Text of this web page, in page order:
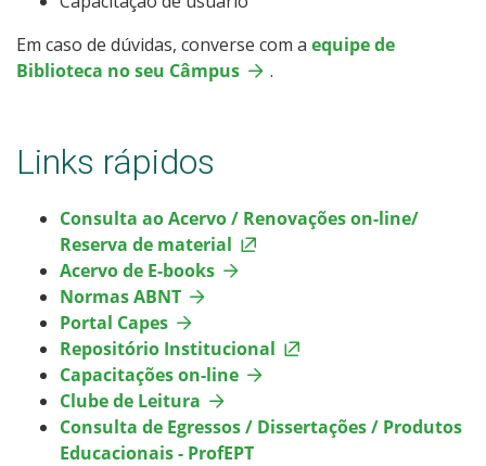
Em caso de dúvidas, converse com a equipe de
Biblioteca no seu Câmpus
.
Links rápidos
Consulta ao Acervo / Renovações on-line/
Reserva de material
Acervo de E-books
Normas ABNT
Portal Capes
Repositório Institucional
Capacitações on-line
Clube de Leitura
Consulta de Egressos / Dissertações / Produtos
Educacionais - ProfEPT